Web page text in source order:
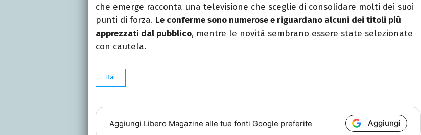
che emerge racconta una televisione che sceglie di consolidare molti dei suoi
punti di forza. Le conferme sono numerose e riguardano alcuni dei titoli più
apprezzati dal pubblico, mentre le novità sembrano essere state selezionate
con cautela.
Rai
Aggiungi Libero Magazine alle tue fonti Google preferite Aggiungi